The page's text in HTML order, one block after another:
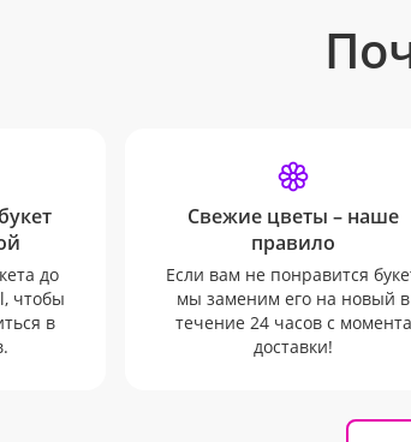
до
чтобы
в
Свежие цветы – наше
правило
Если вам не понравится
мы заменим его на новый в
течение 24 часов с момента
доставки!